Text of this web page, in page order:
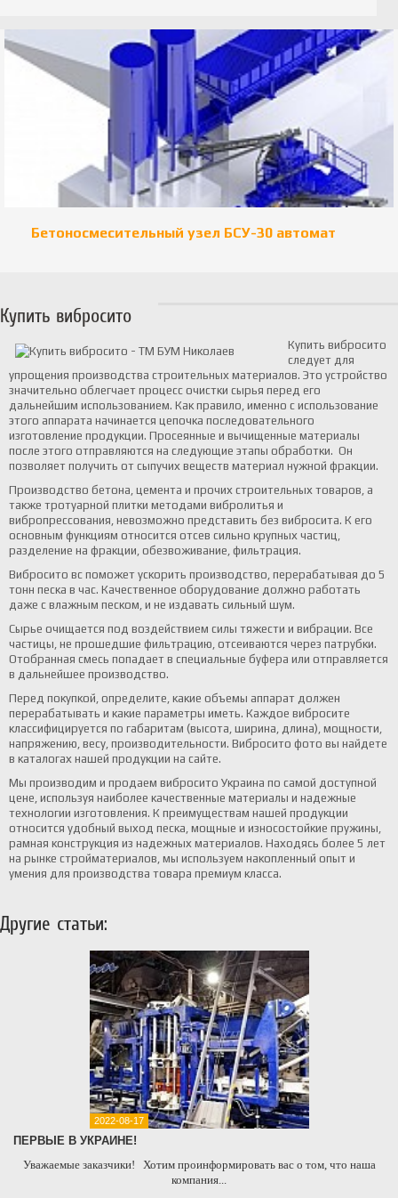
Бетоносмесительный узел БСУ-30 автомат
Купить вибросито
Купить вибросито
следует для
упрощения производства строительных материалов. Это устройство
значительно облегчает процесс очистки сырья перед его
дальнейшим использованием. Как правило, именно с использование
этого аппарата начинается цепочка последовательного
изготовление продукции. Просеянные и вычищенные материалы
после этого отправляются на следующие этапы обработки. Он
позволяет получить от сыпучих веществ материал нужной фракции.
Производство бетона, цемента и прочих строительных товаров, а
также тротуарной плитки методами вибролитья и
вибропрессования, невозможно представить без вибросита. К его
основным функциям относится отсев сильно крупных частиц,
разделение на фракции, обезвоживание, фильтрация.
Вибросито вс поможет ускорить производство, перерабатывая до 5
тонн песка в час. Качественное оборудование должно работать
даже с влажным песком, и не издавать сильный шум.
Сырье очищается под воздействием силы тяжести и вибрации. Все
частицы, не прошедшие фильтрацию, отсеиваются через патрубки.
Отобранная смесь попадает в специальные буфера или отправляется
в дальнейшее производство.
Перед покупкой, определите, какие объемы аппарат должен
перерабатывать и какие параметры иметь. Каждое вибросите
классифицируется по габаритам (высота, ширина, длина), мощности,
напряжению, весу, производительности. Вибросито фото вы найдете
в каталогах нашей продукции на сайте.
Мы производим и продаем вибросито Украина по самой доступной
цене, используя наиболее качественные материалы и надежные
технологии изготовления. К преимуществам нашей продукции
относится удобный выход песка, мощные и износостойкие пружины,
рамная конструкция из надежных материалов. Находясь более 5 лет
на рынке стройматериалов, мы используем накопленный опыт и
умения для производства товара премиум класса.
Другие статьи:
2022-08-17
ПЕРВЫЕ В УКРАИНЕ!
Уважаемые заказчики! Хотим проинформировать вас о том, что наша
компания...